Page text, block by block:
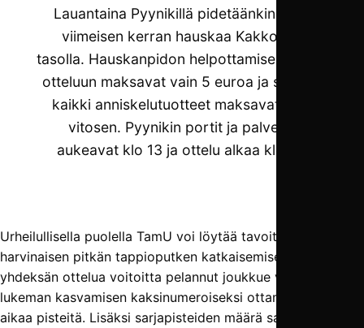
Lauantaina Pyynikillä pidetäänkin vielä
viimeisen kerran hauskaa Kakkosen
tasolla. Hauskanpidon helpottamiseksi liput
otteluun maksavat vain 5 euroa ja samoin
kaikki anniskelutuotteet maksavat vain
vitosen. Pyynikin portit ja palvelut
aukeavat klo 13 ja ottelu alkaa klo 14.
Urheilullisella puolella TamU voi löytää tavoitteen otteluun
harvinaisen pitkän tappioputken katkaisemisesta. Jo
yhdeksän ottelua voitoitta pelannut joukkue voi estää
lukeman kasvamisen kaksinumeroiseksi ottamalla pitkästä
aikaa pisteitä. Lisäksi sarjapisteiden määrä saataisiin